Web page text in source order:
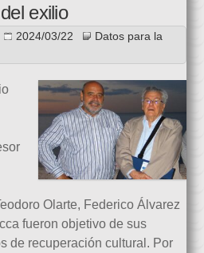
exilio
2024/03/22
Datos para la
Olarte, Federico Álvarez
fueron objetivo de sus
de recuperación cultural. Por